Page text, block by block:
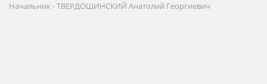
Начальник - ТВЕРДОШИНСКИЙ Анатолий Георгиевич